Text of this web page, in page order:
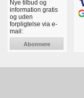
Nye tilbud og
information gratis
og uden
forpligtelse via e-
mail:
Abonnere